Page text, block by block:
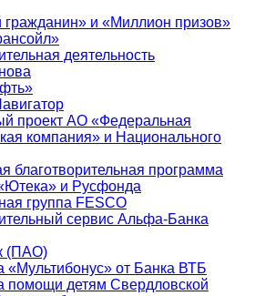
гражданин» и «Миллион призов»
деятельность
проект АО «Федеральная
компания» и Национального
благотворительная программа
и Русфонда
группа FESCO
сервис Альфа-Банка
(ПАО)
«Мультибонус» от Банка ВТБ
помощи детям Свердловской